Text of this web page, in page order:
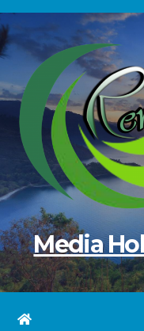
Skip
to
content
Media